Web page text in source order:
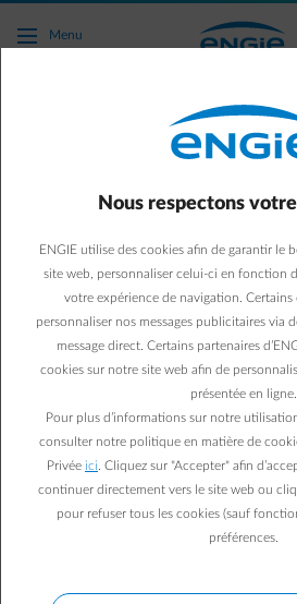
Accéder au contenu principal
Menu
Qu’est-ce que le tarif
et celle que vous renvoyez (injectez) sur
Vouspayez l'électricité que vous
tarif de votre contrat, appelétarif
recevez un certain montant
produite par vos panneaux solaires
c'est letarif d'injection .
Dans ce système, vous ne payez
Chez ENGIE, vous bénéficiez d'un
Nous respectons
ENGIE utilise des cookies afin de garantir le
site web, personnaliser celui-ci en fonction
votre expérience de navigation.
personnaliser nos messages publicitaires via
message direct. Certains partenaires
cookies sur notre site web afin de
présentée en ligne.
Pour plus d’informations sur notre
consulter notre politique en matière de
Privée ici . Cliquez sur "Accepter" afin
continuer directement vers le site web ou
pour refuser tous les cookies (sauf
préférences.